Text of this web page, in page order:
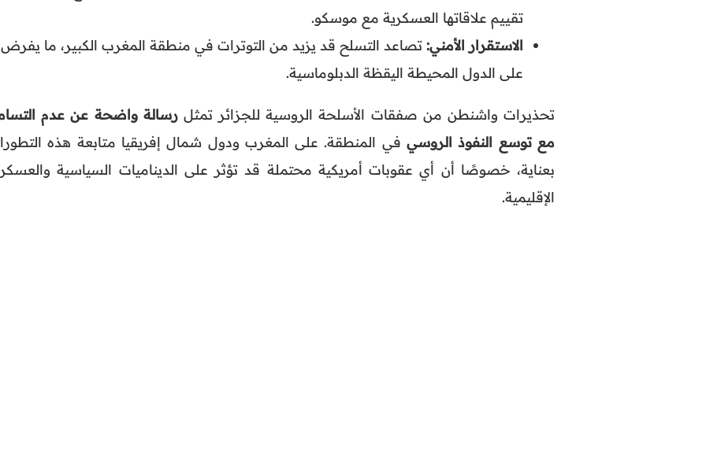
تقييم علاقاتها العسكرية مع موسكو.
الاستقرار الأمني: تصاعد التسلح قد يزيد من التوترات في منطقة المغرب الكبير، ما يفرض
على الدول المحيطة اليقظة الدبلوماسية.
تحذيرات واشنطن من صفقات الأسلحة الروسية للجزائر تمثلرسالة واضحة عن عدم
مع توسع النفوذ الروسيفي المنطقة. على المغرب ودول شمال إفريقيا متابعة هذه
بعناية، خصوصًا أن أي عقوبات أمريكية محتملة قد تؤثر على الديناميات السياسية
الإقليمية.